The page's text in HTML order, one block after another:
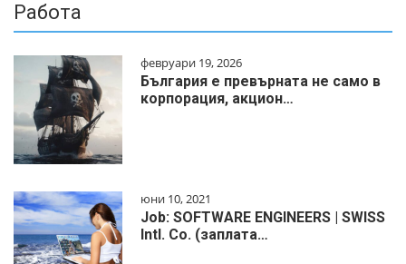
Работа
февруари 19, 2026
България е превърната не само в
корпорация, акцион…
юни 10, 2021
Job: SOFTWARE ENGINEERS | SWISS
Intl. Co. (заплата…